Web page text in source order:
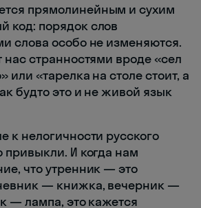
прямолинейным и сухим
код: порядок слов
слова особо не изменяются.
нас странностями вроде «сел
или «тарелка на столе стоит, а
будто это и не живой язык
к нелогичности русского
привыкли. И когда нам
что утренник — это
— книжка, вечерник —
— лампа, это кажется